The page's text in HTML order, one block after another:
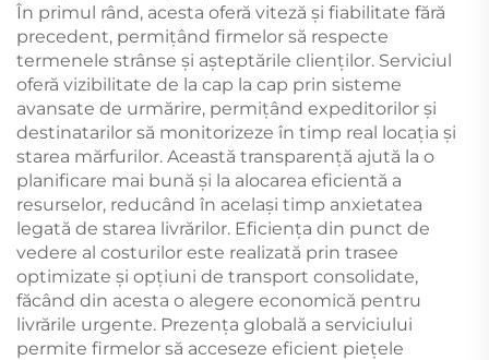
În primul rând, acesta oferă viteză și fiabilitate fără
precedent, permițând firmelor să respecte
termenele strânse și așteptările clienților. Serviciul
oferă vizibilitate de la cap la cap prin sisteme
avansate de urmărire, permițând expeditorilor și
destinatarilor să monitorizeze în timp real locația și
starea mărfurilor. Această transparență ajută la o
planificare mai bună și la alocarea eficientă a
resurselor, reducând în același timp anxietatea
legată de starea livrărilor. Eficiența din punct de
vedere al costurilor este realizată prin trasee
optimizate și opțiuni de transport consolidate,
făcând din acesta o alegere economică pentru
livrările urgente. Prezența globală a serviciului
permite firmelor să acceseze eficient piețele